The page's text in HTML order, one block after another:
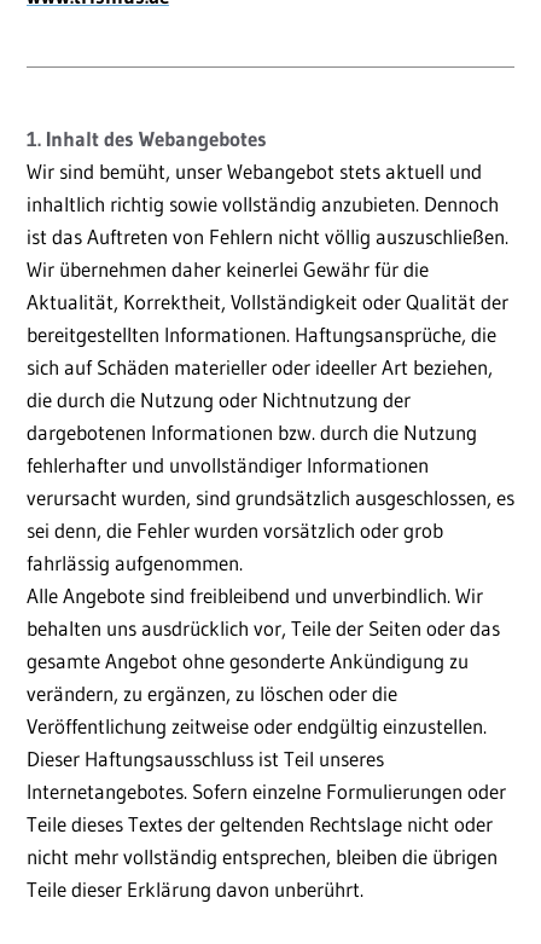
1. Inhalt des Webangebotes
Wir sind bemüht, unser Webangebot stets aktuell und
inhaltlich richtig sowie vollständig anzubieten. Dennoch
ist das Auftreten von Fehlern nicht völlig auszuschließen.
Wir übernehmen daher keinerlei Gewähr für die
Aktualität, Korrektheit, Vollständigkeit oder Qualität der
bereitgestellten Informationen. Haftungsansprüche, die
sich auf Schäden materieller oder ideeller Art beziehen,
die durch die Nutzung oder Nichtnutzung der
dargebotenen Informationen bzw. durch die Nutzung
fehlerhafter und unvollständiger Informationen
verursacht wurden, sind grundsätzlich ausgeschlossen, es
sei denn, die Fehler wurden vorsätzlich oder grob
fahrlässig aufgenommen.
Alle Angebote sind freibleibend und unverbindlich. Wir
behalten uns ausdrücklich vor, Teile der Seiten oder das
gesamte Angebot ohne gesonderte Ankündigung zu
verändern, zu ergänzen, zu löschen oder die
Veröffentlichung zeitweise oder endgültig einzustellen.
Dieser Haftungsausschluss ist Teil unseres
Internetangebotes. Sofern einzelne Formulierungen oder
Teile dieses Textes der geltenden Rechtslage nicht oder
nicht mehr vollständig entsprechen, bleiben die übrigen
Teile dieser Erklärung davon unberührt.